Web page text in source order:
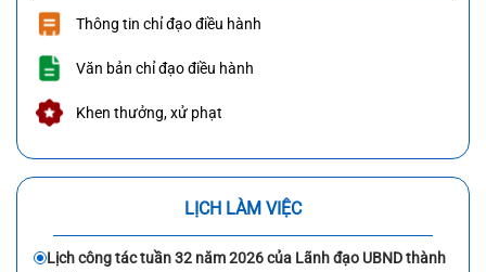
Thông tin chỉ đạo điều hành
Văn bản chỉ đạo điều hành
Khen thưởng, xử phạt
LỊCH LÀM VIỆC
Lịch công tác tuần 32 năm 2026 của Lãnh đạo UBND thành